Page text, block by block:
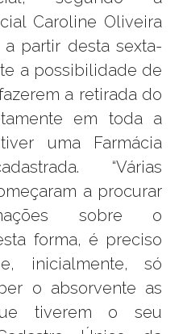
Caroline Oliveira
partir desta sexta-
a possibilidade de
a retirada do
em toda a
uma Farmácia
“Várias
a procurar
sobre o
forma, é preciso
inicialmente, só
o absorvente as
tiverem o seu